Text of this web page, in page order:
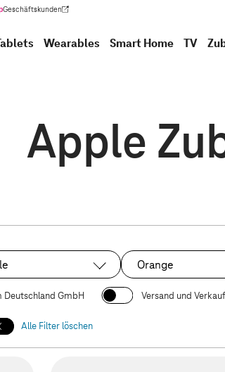
Geschäftskunden
(Wird in einem neuen Tab geöffnet)
Wearables Smart Home TV
Apple
Ausgewählt:
Orange
Deutschland GmbH Versand und
Alle Filter löschen